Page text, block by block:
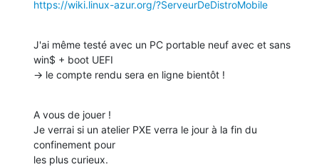
https://wiki.linux-azur.org/?ServeurDeDistroMobile
J'ai même testé avec un PC portable neuf avec et sans
win$ + boot UEFI
-> le compte rendu sera en ligne bientôt !
A vous de jouer !
Je verrai si un atelier PXE verra le jour à la fin du
confinement pour
les plus curieux.